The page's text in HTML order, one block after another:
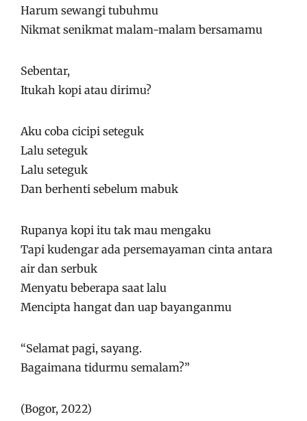
Harum sewangi tubuhmu
Nikmat senikmat malam-malam bersamamu
Sebentar,
Itukah kopi atau dirimu?
Aku coba cicipi seteguk
Lalu seteguk
Lalu seteguk
Dan berhenti sebelum mabuk
Rupanya kopi itu tak mau mengaku
Tapi kudengar ada persemayaman cinta antara
air dan serbuk
Menyatu beberapa saat lalu
Mencipta hangat dan uap bayanganmu
“Selamat pagi, sayang.
Bagaimana tidurmu semalam?”
(Bogor, 2022)